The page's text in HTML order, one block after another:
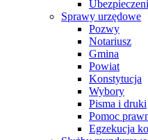
Sprawy urzędowe
Pozwy
Notariusz
Gmina
Powiat
Konstytucja
Wybory
Pisma i druki
Pomoc
Egzekucja